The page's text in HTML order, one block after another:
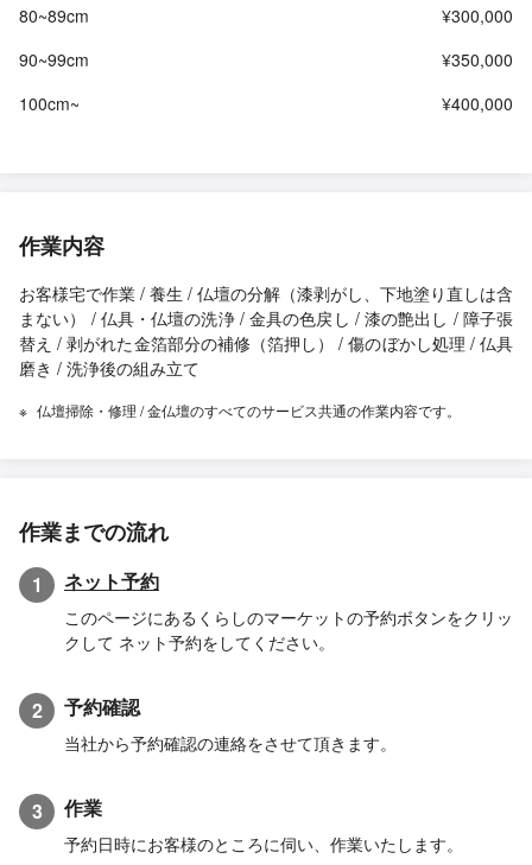
80~89cm
¥300,000
90~99cm
¥350,000
100cm~
¥400,000
作業内容
お客様宅で作業 / 養生 / 仏壇の分解（漆剥がし、下地塗り直しは含
まない） / 仏具・仏壇の洗浄 / 金具の色戻し / 漆の艶出し / 障子張
替え / 剥がれた金箔部分の補修（箔押し） / 傷のぼかし処理 / 仏具
磨き / 洗浄後の組み立て
仏壇掃除・修理 / 金仏壇のすべてのサービス共通の作業内容です。
作業までの流れ
1 ネット予約
このページにあるくらしのマーケットの予約ボタンをクリッ
クして ネット予約をしてください。
2 予約確認
当社から予約確認の連絡をさせて頂きます。
3 作業
予約日時にお客様のところに伺い、作業いたします。